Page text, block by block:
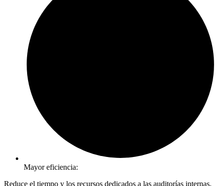
Mayor eficiencia:
Reduce el tiempo y los recursos dedicados a las auditorías internas.